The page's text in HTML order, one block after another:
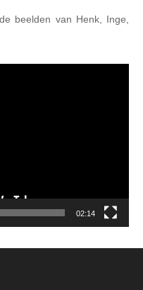
beelden van Henk, Inge,
02:14